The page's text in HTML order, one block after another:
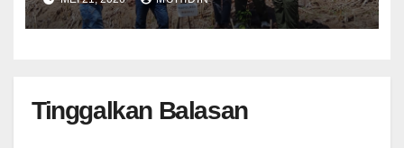
Tinggalkan Balasan